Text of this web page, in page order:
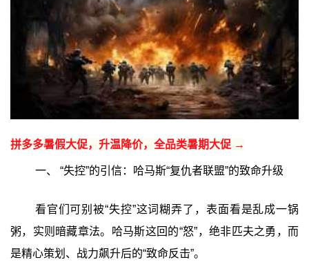
拼多多暑假大促，升温降价，全品类暑期大促 →
一、 “失控”的引信：哈马斯“复仇者联盟”的致命升级
看官们可别被“失控”这词糊弄了，表面看是乱成一锅
粥，实则暗藏章法。哈马斯这回的“怒”，绝非匹夫之勇，而
是精心策划、战力飙升后的“致命反击”。